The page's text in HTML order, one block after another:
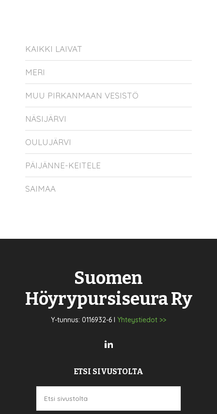
KAIKKI LAIVAT
MERI
MUU PIRKANMAAN VESISTÖ
NÄSIJÄRVI
OULUJÄRVI
PÄIJÄNNE-KEITELE
SAIMAA
Suomen
Höyrypursiseura Ry
Y-tunnus: 0116932-6 I Yhteystiedot >>
ETSI SIVUSTOLTA